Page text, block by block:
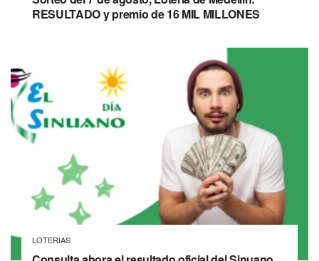
RESULTADO y premio de 16 MIL MILLONES
LOTERIAS